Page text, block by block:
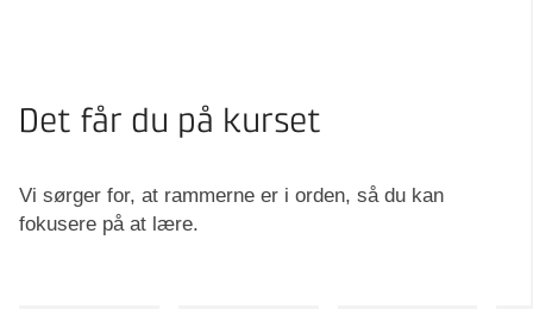
Det får du på kurset
Vi sørger for, at rammerne er i orden, så du kan
fokusere på at lære.